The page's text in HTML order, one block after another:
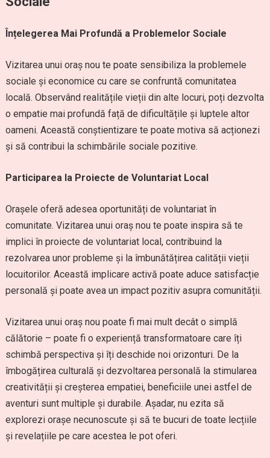
Înțelegerea Mai Profundă a Problemelor Sociale
Vizitarea unui oraș nou te poate sensibiliza la problemele
sociale și economice cu care se confruntă comunitatea
locală. Observând realitățile vieții din alte locuri, poți dezvolta
o empatie mai profundă față de dificultățile și luptele altor
oameni. Această conștientizare te poate motiva să acționezi
și să contribui la schimbările sociale pozitive.
Participarea la Proiecte de Voluntariat Local
Orașele oferă adesea oportunități de voluntariat în
comunitate. Vizitarea unui oraș nou te poate inspira să te
implici în proiecte de voluntariat local, contribuind la
rezolvarea unor probleme și la îmbunătățirea calității vieții
locuitorilor. Această implicare activă poate aduce satisfacție
personală și poate avea un impact pozitiv asupra comunității.
Vizitarea unui oraș nou poate fi mai mult decât o simplă
călătorie – poate fi o experiență transformatoare care îți
schimbă perspectiva și îți deschide noi orizonturi. De la
îmbogățirea culturală și dezvoltarea personală la stimularea
creativității și creșterea empatiei, beneficiile unei astfel de
aventuri sunt multiple și durabile. Așadar, nu ezita să
explorezi orașe necunoscute și să te bucuri de toate lecțiile
și revelațiile pe care acestea le pot oferi.